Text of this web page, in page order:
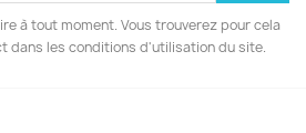
à tout moment. Vous trouverez pour cela
dans les conditions d'utilisation du site.